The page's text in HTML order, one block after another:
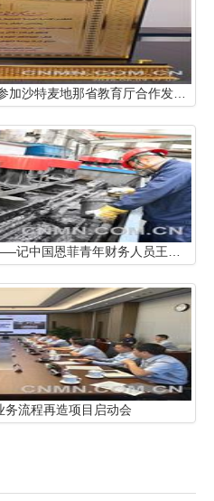
务流程再造项目启动会